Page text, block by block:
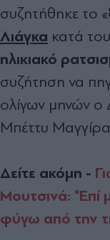
συζητήθηκε το
Λιάγκα κατά του
ηλικιακό
συζήτηση να
ολίγων μηνών ο
Μπέττυ
Δείτε ακόμη -
Μουτσινά: "Επί
φύγω από την